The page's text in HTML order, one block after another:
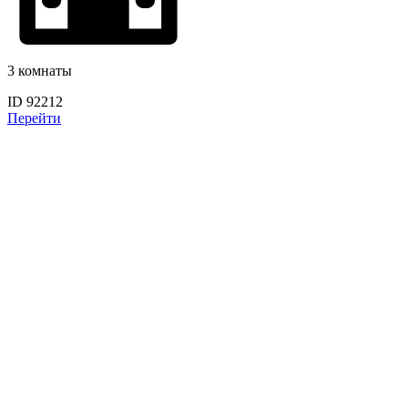
3 комнаты
ID 92212
Перейти